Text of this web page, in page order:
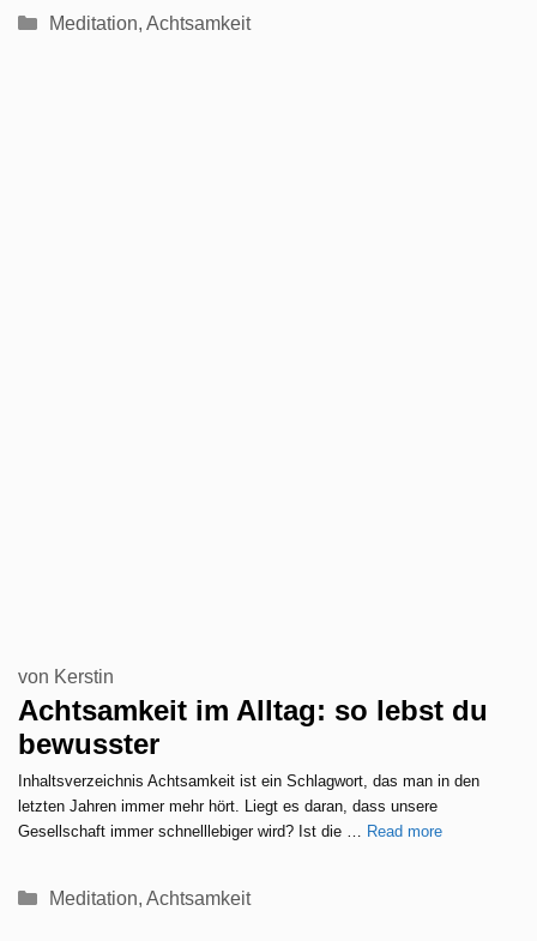
Kategorien
Meditation, Achtsamkeit
Achtsamkeit im Alltag: so lebst du
bewusster
von Kerstin
Inhaltsverzeichnis Achtsamkeit ist ein Schlagwort, das man in den
letzten Jahren immer mehr hört. Liegt es daran, dass unsere
Gesellschaft immer schnelllebiger wird? Ist die …
Read more
Kategorien
Meditation, Achtsamkeit